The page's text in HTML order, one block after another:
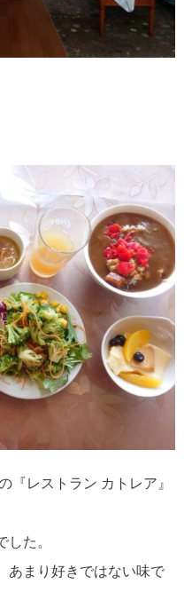
『レストラン カトレア』
た。
あまり好きではない味で